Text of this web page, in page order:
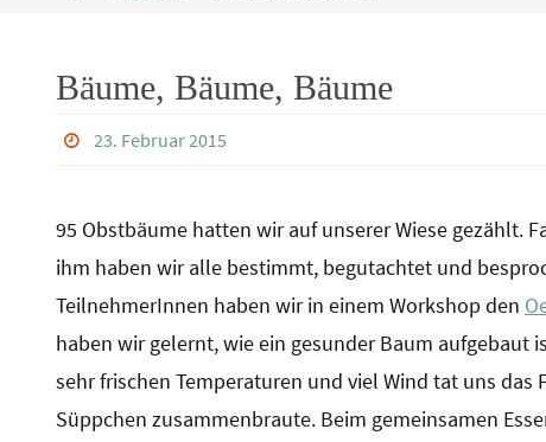
Bäume, Bäume, Bäume
23. Februar 2015
95 Obstbäume hatten wir auf unserer Wiese gezählt.
ihm haben wir alle bestimmt, begutachtet und
TeilnehmerInnen haben wir in einem Workshop den
haben wir gelernt, wie ein gesunder Baum aufgebaut
sehr frischen Temperaturen und viel Wind tat uns
Süppchen zusammenbraute. Beim gemeinsamen